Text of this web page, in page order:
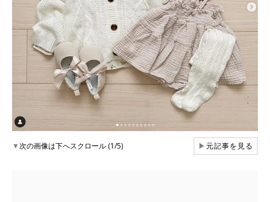
▼次の画像は下へスクロール (1/5) ▶元記事を見る